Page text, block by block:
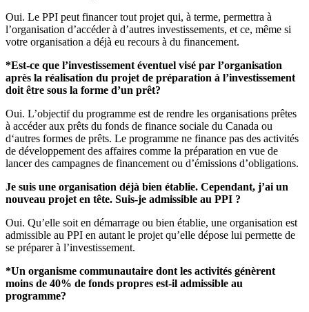
Oui. Le PPI peut financer tout projet qui, à terme, permettra à
l’organisation d’accéder à d’autres investissements, et ce, même si
votre organisation a déjà eu recours à du financement.
*Est-ce que l’investissement éventuel visé par l’organisation
après la réalisation du projet de préparation à l’investissement
doit être sous la forme d’un prêt?
Oui. L’objectif du programme est de rendre les organisations prêtes
à accéder aux prêts du fonds de finance sociale du Canada ou
d‘autres formes de prêts. Le programme ne finance pas des activités
de développement des affaires comme la préparation en vue de
lancer des campagnes de financement ou d’émissions d’obligations.
Je suis une organisation déjà bien établie. Cependant, j’ai un
nouveau projet en tête. Suis-je admissible au PPI ?
Oui. Qu’elle soit en démarrage ou bien établie, une organisation est
admissible au PPI en autant le projet qu’elle dépose lui permette de
se préparer à l’investissement.
*Un organisme communautaire dont les activités génèrent
moins de 40% de fonds propres est-il admissible au
programme?